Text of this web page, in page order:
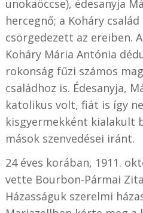
unokaöccse), édesanyja
hercegnő; a Koháry
csörgedezett az ereiben.
Koháry Mária Antónia
rokonság fűzi számos
családhoz is. Édesanyja,
katolikus volt, fiát is így
kisgyermekként kialakult
mások szenvedései iránt.
24 éves korában, 1911.
vette Bourbon-Pármai
Házasságuk szerelmi